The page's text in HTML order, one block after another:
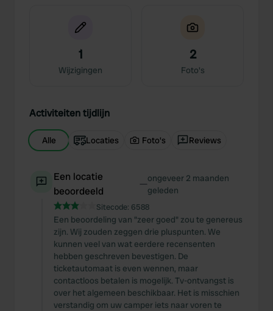
1
Wijzigingen
2
Foto's
Activiteiten tijdlijn
Alle Locaties Foto's Reviews
Een locatie
beoordeeld
—ongeveer 2 maanden
geleden
Sitecode: 6588
Een beoordeling van "zeer goed" zou te genereus
zijn. Wij zouden zeggen drie pluspunten. We
kunnen veel van wat eerdere recensenten
hebben geschreven bevestigen. De
ticketautomaat is even wennen, maar
contactloos betalen is mogelijk. Tv-ontvangst is
over het algemeen beschikbaar. Het is misschien
verstandig om uw camper iets naar voren te